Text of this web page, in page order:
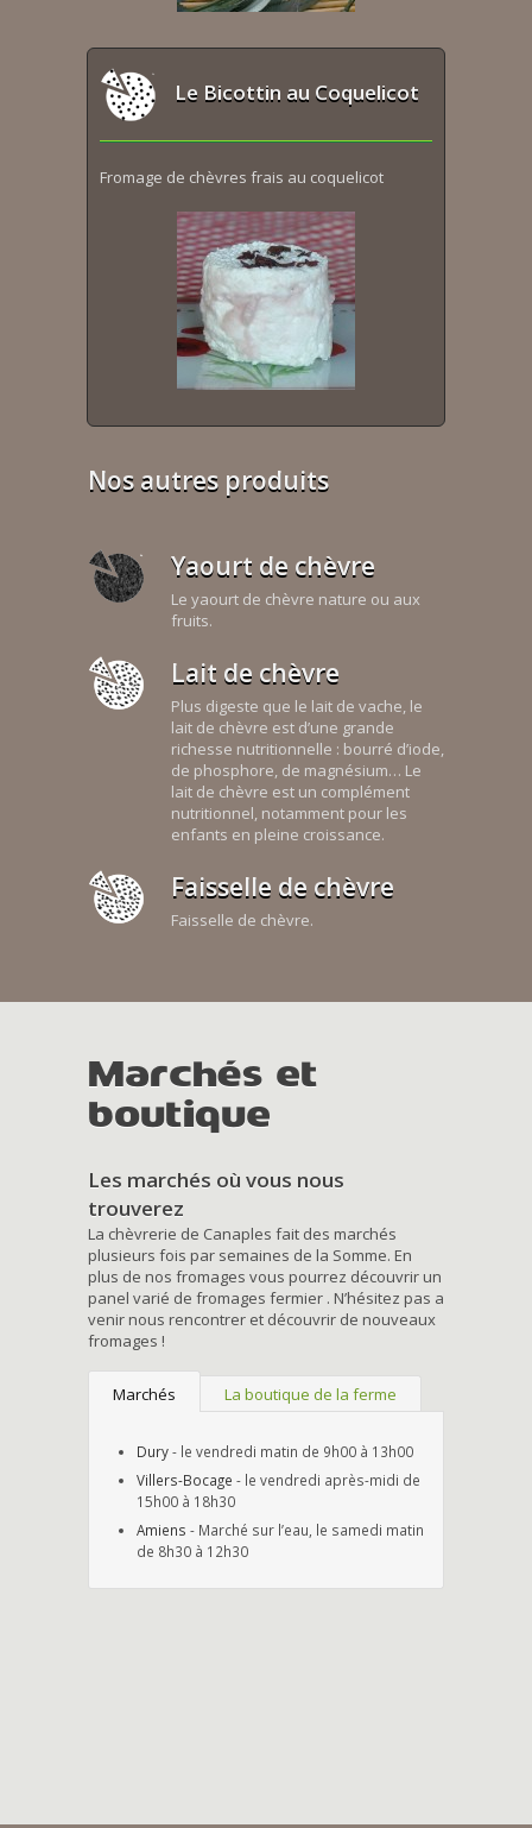
Le Bicottin au Coquelicot
Fromage de chèvres frais au coquelicot
Nos autres produits
Yaourt de chèvre
Le yaourt de chèvre nature ou aux
fruits.
Lait de chèvre
Plus digeste que le lait de vache, le
lait de chèvre est d’une grande
richesse nutritionnelle : bourré d’iode,
de phosphore, de magnésium… Le
lait de chèvre est un complément
nutritionnel, notamment pour les
enfants en pleine croissance.
Faisselle de chèvre
Faisselle de chèvre.
Marchés et
boutique
Les marchés où vous nous
trouverez
La chèvrerie de Canaples fait des marchés
plusieurs fois par semaines de la Somme. En
plus de nos fromages vous pourrez découvrir un
panel varié de fromages fermier . N’hésitez pas a
venir nous rencontrer et découvrir de nouveaux
fromages !
Marchés La boutique de la ferme
Dury- le vendredi matin de 9h00 à 13h00
Villers-Bocage - le vendredi après-midi de
15h00 à 18h30
Amiens - Marché sur l’eau, le samedi matin
de 8h30 à 12h30